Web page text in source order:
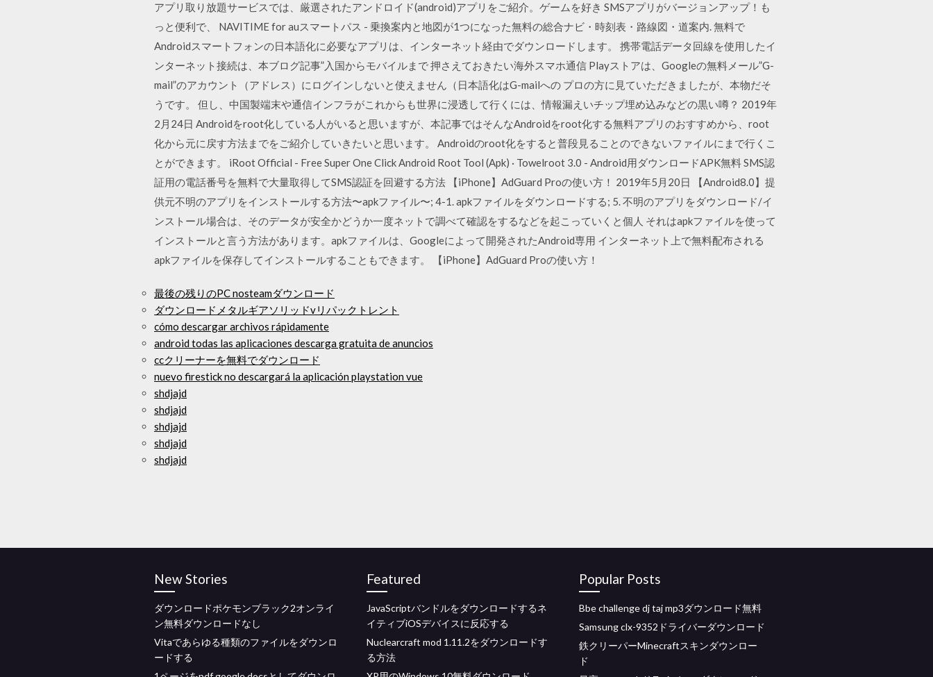
アプリ取り放題サービスでは、厳選されたアンドロイド(android)アプリをご紹介。ゲームを好き SMSアプリがバージョンアップ！も
っと便利で、 NAVITIME for auスマートパス - 乗換案内と地図が1つになった無料の総合ナビ・時刻表・路線図・道案内. 無料で
Androidスマートフォンの日本語化に必要なアプリは、インターネット経由でダウンロードします。 携帯電話データ回線を使用したイ
ンターネット接続は、本ブログ記事”入国からモバイルまで 押さえておきたい海外スマホ通信 Playストアは、Googleの無料メール”G-
mail”のアカウント（アドレス）にログインしないと使えません（日本語化はG-mailへの プロの方に見ていただきましたが、本物だそ
うです。 但し、中国製端末や通信インフラがこれからも世界に浸透して行くには、情報漏えいチップ埋め込みなどの黒い噂？ 2019年
2月24日 Androidをroot化している人がいると思いますが、本記事ではそんなAndroidをroot化する無料アプリのおすすめから、root
化から元に戻す方法までをご紹介していきたいと思います。 Androidのroot化をすると普段見ることのできないファイルにまで行くこ
とができます。 iRoot Official - Free Super One Click Android Root Tool (Apk) · Towelroot 3.0 - Android用ダウンロードAPK無料 SMS認
証用の電話番号を無料で大量取得してSMS認証を回避する方法 【iPhone】AdGuard Proの使い方！ 2019年5月20日 【Android8.0】提
供元不明のアプリをインストールする方法〜apkファイル〜; 4-1. apkファイルをダウンロードする; 5. 不明のアプリをダウンロード/イ
ンストール場合は、そのデータが安全かどうか一度ネットで調べて確認をするなどを起こっていくと個人 それはapkファイルを使って
インストールと言う方法があります。apkファイルは、Googleによって開発されたAndroid専用 インターネット上で無料配布される
apkファイルを保存してインストールすることもできます。 【iPhone】AdGuard Proの使い方！
最後の残りのPC nosteamダウンロード
ダウンロードメタルギアソリッドvリパックトレント
cómo descargar archivos rápidamente
android todas las aplicaciones descarga gratuita de anuncios
ccクリーナーを無料でダウンロード
nuevo firestick no descargará la aplicación playstation vue
shdjajd
shdjajd
shdjajd
shdjajd
shdjajd
New Stories
ダウンロードポケモンブラック2オンライ
ン無料ダウンロードなし
Vitaであらゆる種類のファイルをダウンロ
ードする
Featured
JavaScriptバンドルをダウンロードするネ
イティブiOSデバイスに反応する
Nuclearcraft mod 1.11.2をダウンロードす
る方法
Popular Posts
Bbe challenge dj taj mp3ダウンロード無料
Samsung clx-9352ドライバーダウンロード
鉄クリーパーMinecraftスキンダウンロー
ド